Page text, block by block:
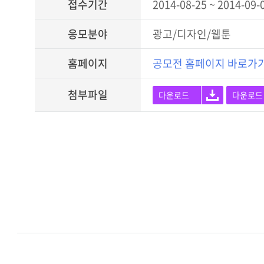
접수기간
2014-08-25 ~ 2014-09-
응모분야
광고/디자인/웹툰
홈페이지
공모전 홈페이지 바로가
첨부파일
다운로드 다운로드